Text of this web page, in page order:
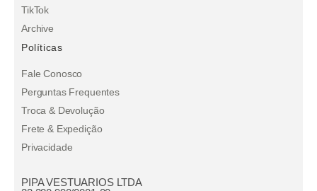
TikTok
Archive
Políticas
Fale Conosco
Perguntas Frequentes
Troca & Devolução
Frete & Expedição
Privacidade
PIPA VESTUARIOS LTDA